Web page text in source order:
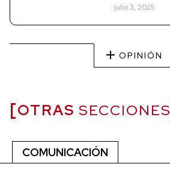
julio 3, 2025
OPINIÓN
OTRAS SECCIONES
COMUNICACIÓN